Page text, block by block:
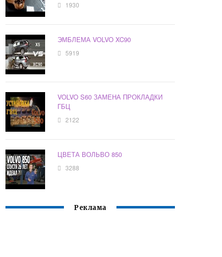
1930
ЭМБЛЕМА VOLVO XC90
5919
VOLVO S60 ЗАМЕНА ПРОКЛАДКИ
ГБЦ
2122
ЦВЕТА ВОЛЬВО 850
3288
Реклама